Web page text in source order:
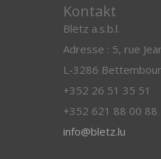
Kontakt
Blëtz a.s.b.l.
Adresse : 5, rue
L-3286
+352 26 51 35 51
+352 621 88 00 88
info@bletz.lu